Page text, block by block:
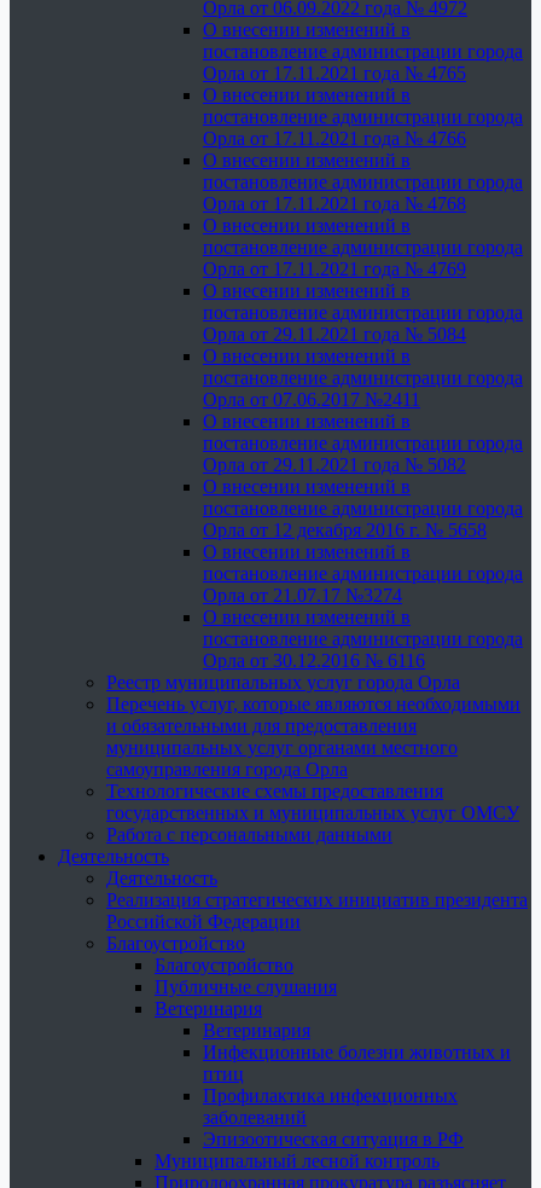
Орла от 06.09.2022 года № 4972
О внесении изменений в
постановление администрации города
Орла от 17.11.2021 года № 4765
О внесении изменений в
постановление администрации города
Орла от 17.11.2021 года № 4766
О внесении изменений в
постановление администрации города
Орла от 17.11.2021 года № 4768
О внесении изменений в
постановление администрации города
Орла от 17.11.2021 года № 4769
О внесении изменений в
постановление администрации города
Орла от 29.11.2021 года № 5084
О внесении изменений в
постановление администрации города
Орла от 07.06.2017 №2411
О внесении изменений в
постановление администрации города
Орла от 29.11.2021 года № 5082
О внесении изменений в
постановление администрации города
Орла от 12 декабря 2016 г. № 5658
О внесении изменений в
постановление администрации города
Орла от 21.07.17 №3274
О внесении изменений в
постановление администрации города
Орла от 30.12.2016 № 6116
Реестр муниципальных услуг города Орла
Перечень услуг, которые являются необходимыми
и обязательными для предоставления
муниципальных услуг органами местного
самоуправления города Орла
Технологические схемы предоставления
государственных и муниципальных услуг ОМСУ
Работа с персональными данными
Деятельность
Деятельность
Реализация стратегических инициатив президента
Российской Федерации
Благоустройство
Благоустройство
Публичные слушания
Ветеринария
Ветеринария
Инфекционные болезни животных и
птиц
Профилактика инфекционных
заболеваний
Эпизоотическая ситуация в РФ
Муниципальный лесной контроль
Природоохранная прокуратура разъясняет